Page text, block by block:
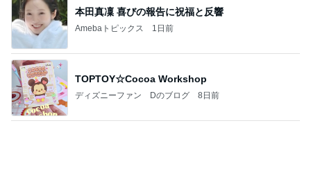
本田真凜 喜びの報告に祝福と反響
Amebaトピックス 1日前
TOPTOY☆Cocoa Workshop
ディズニーファン Dのブログ 8日前